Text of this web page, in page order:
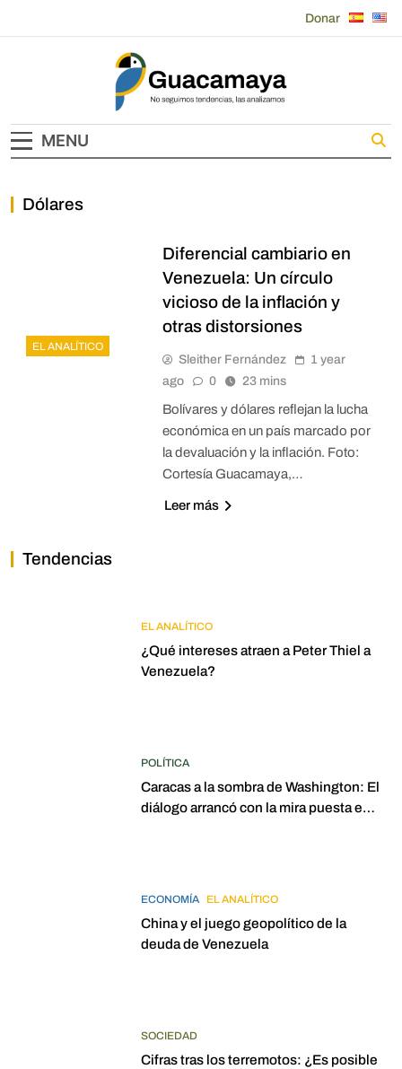
Donar
Guacamaya
MENU
Dólares
EL ANALÍTICO
Diferencial cambiario en
Venezuela: Un círculo
vicioso de la inflación y
otras distorsiones
Sleither Fernández
1 year
ago
0 23 mins
Bolívares y dólares reflejan la lucha
económica en un país marcado por
la devaluación y la inflación. Foto:
Cortesía Guacamaya,…
Leer más
Tendencias
EL ANALÍTICO
¿Qué intereses atraen a Peter Thiel a
Venezuela?
POLÍTICA
Caracas a la sombra de Washington: El
diálogo arrancó con la mira puesta en
ECONOMÍA EL ANALÍTICO
China y el juego geopolítico de la
deuda de Venezuela
SOCIEDAD
Cifras tras los terremotos: ¿Es posible